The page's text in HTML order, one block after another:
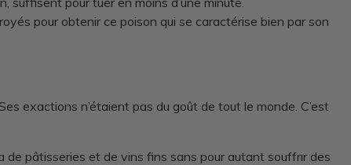
pour obtenir ce poison qui se caractérise bien par son
exactions n’étaient pas du goût de tout le monde. C’est
pâtisseries et de vins fins sans pour autant souffrir des